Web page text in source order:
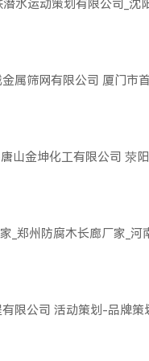
水运动策划有限公司_沈
属筛网有限公司 厦门市
山金坤化工有限公司 荥
_郑州防腐木长廊厂家_
限公司 活动策划-品牌策